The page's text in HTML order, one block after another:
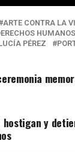
ARTE CONTRA LA
HUMANOS
PÉREZ
y